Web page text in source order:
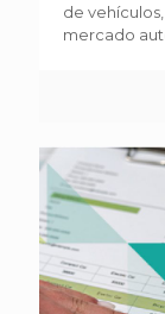
de
mercado